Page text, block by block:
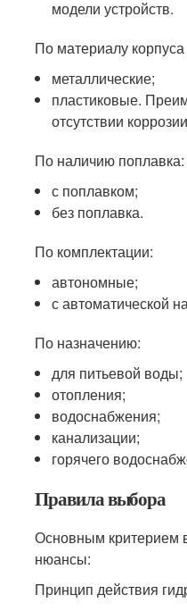
модели устройств.
По материалу корпуса
металлические;
пластиковые.
отсутствии
По наличию поплавка:
с поплавком;
без поплавка.
По комплектации:
автономные;
с автоматической
По назначению:
для питьевой воды;
отопления;
водоснабжения;
канализации;
горячего
Правила выбора
Основным критерием
нюансы:
Принцип действия